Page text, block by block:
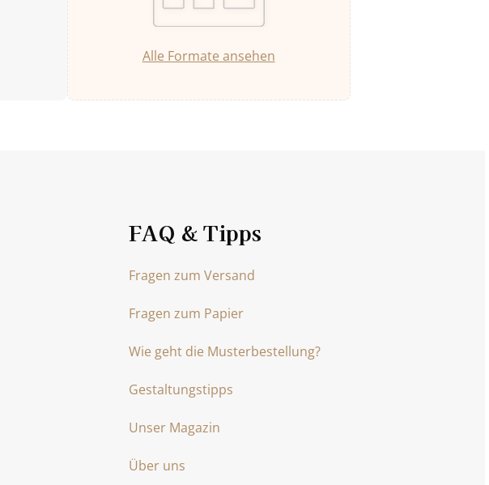
Alle Formate ansehen
FAQ & Tipps
Fragen zum Versand
Fragen zum Papier
Wie geht die Musterbestellung?
Gestaltungstipps
Unser Magazin
Über uns